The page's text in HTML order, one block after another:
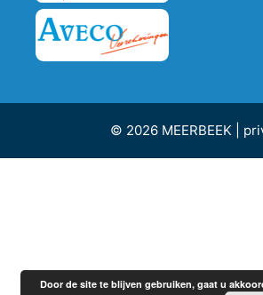
© 2026 MEERBEEK |
Door de site te blijven gebruiken, gaat u